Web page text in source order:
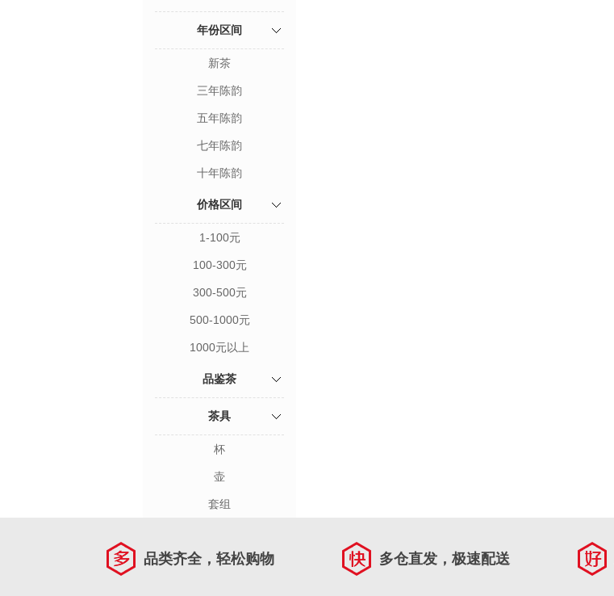
年份区间
新茶
三年陈韵
五年陈韵
七年陈韵
十年陈韵
价格区间
1-100元
100-300元
300-500元
500-1000元
1000元以上
品鉴茶
茶具
杯
壶
套组
品类齐全，轻松购物 多仓直发，极速配送